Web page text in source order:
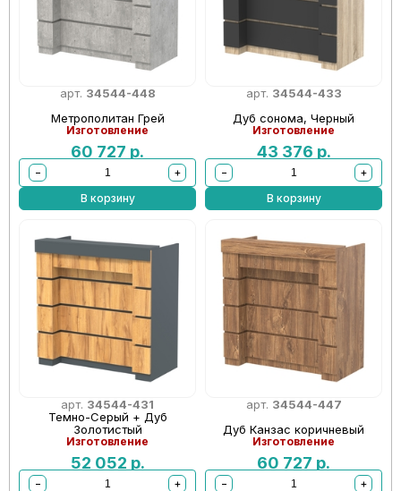
арт. 34544-448
Метрополитан Грей
Изготовление
60 727 р.
−
+
В корзину
арт. 34544-433
Дуб сонома, Черный
Изготовление
43 376 р.
−
+
В корзину
арт. 34544-431
Темно-Серый + Дуб
Золотистый
Изготовление
52 052 р.
−
+
арт. 34544-447
Дуб Канзас коричневый
Изготовление
60 727 р.
−
+